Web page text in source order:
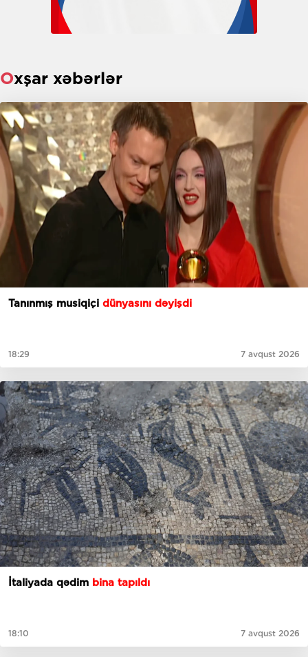
Oxşar xəbərlər
Tanınmış musiqiçi dünyasını dəyişdi
18:29 7 avqust 2026
İtaliyada qədim bina tapıldı
18:10 7 avqust 2026